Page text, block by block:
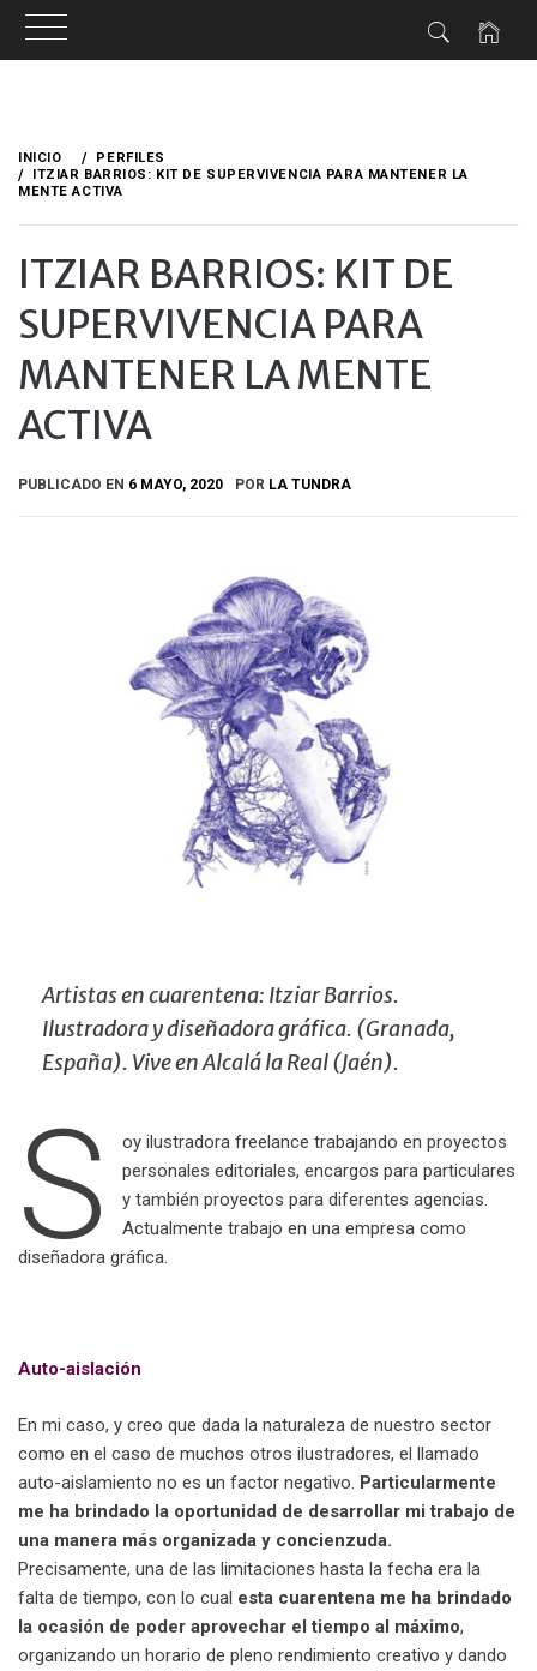
contenido
INICIO
PERFILES
ITZIAR BARRIOS: KIT DE SUPERVIVENCIA PARA MANTENER LA
MENTE ACTIVA
ITZIAR BARRIOS: KIT DE
SUPERVIVENCIA PARA
MANTENER LA MENTE
ACTIVA
PUBLICADO EN 6 MAYO, 2020 POR LA TUNDRA
Artistas en cuarentena: Itziar Barrios.
Ilustradora y diseñadora gráfica. (Granada,
España). Vive en Alcalá la Real (Jaén).
S
oy ilustradora freelance trabajando en proyectos
personales editoriales, encargos para particulares
y también proyectos para diferentes agencias.
Actualmente trabajo en una empresa como
diseñadora gráfica.
Auto-aislación
En mi caso, y creo que dada la naturaleza de nuestro sector
como en el caso de muchos otros ilustradores, el llamado
auto-aislamiento no es un factor negativo. Particularmente
me ha brindado la oportunidad de desarrollar mi trabajo de
una manera más organizada y concienzuda.
Precisamente, una de las limitaciones hasta la fecha era la
falta de tiempo, con lo cual esta cuarentena me ha brindado
la ocasión de poder aprovechar el tiempo al máximo,
organizando un horario de pleno rendimiento creativo y dando